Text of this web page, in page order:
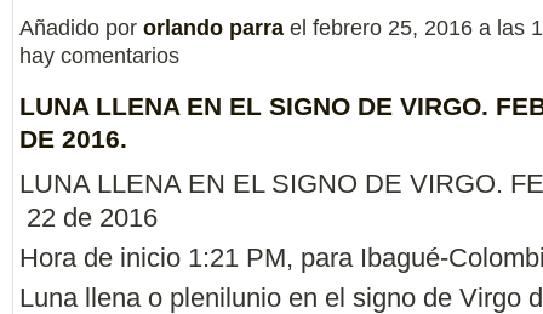
Añadido por orlando parra el febrero 25, 2016 a las
hay comentarios
LUNA LLENA EN EL SIGNO DE VIRGO.
DE 2016.
LUNA LLENA EN EL SIGNO DE VIRGO.
22 de 2016
Hora de inicio 1:21 PM, para Ibagué-
Luna llena o plenilunio en el signo de Virgo